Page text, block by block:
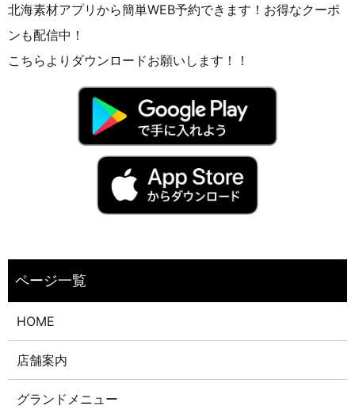
北海素材アプリから簡単WEB予約できます！お得なクーポ
ンも配信中！
こちらよりダウンロードお願いします！！
HOME
店舗案内
グランドメニュー